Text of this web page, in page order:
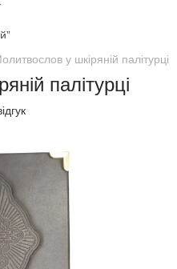
у шкіряній палітурці
палітурці